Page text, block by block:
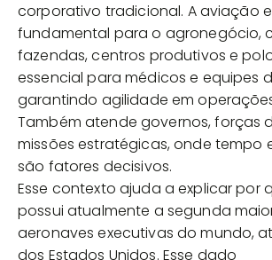
corporativo tradicional. A aviação
fundamental para o agronegócio,
fazendas, centros produtivos e
essencial para médicos e equipes
garantindo agilidade em
Também atende governos, forças
missões estratégicas, onde tempo
são fatores decisivos.
Esse contexto ajuda a explicar por
possui atualmente a segunda
aeronaves executivas do mundo,
dos Estados Unidos. Esse dado